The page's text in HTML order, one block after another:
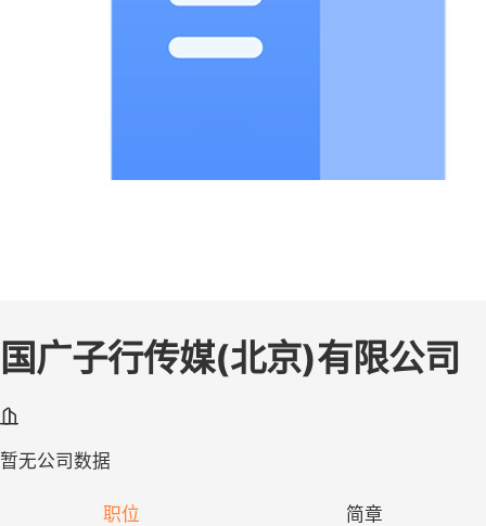
国广子行传媒(北京)有限公司
暂无公司数据
职位 简章